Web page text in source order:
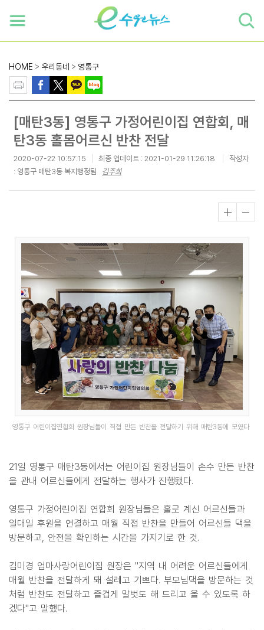
HOME > 우리동네 > 영통구
[매탄3동] 영통구 가정어린이집 연합회, 매
탄3동 홀몸어르신 반찬 전달
2020-07-22 10:57:15 최종 업데이트 : 2021-01-29 11:26:18
작성자
: 영통구 매탄3동 복지행정팀
김주희
영통구 어린이집연합회 원장님들이 직접 만든 반찬을 전달하기 위해 매탄3동에 모였다
21일 영통구 매탄3동에서는 어린이집 원장님들이 손수 만든 반찬
을 관내 어르신들에게 전달하는 행사가 진행됐다.
영통구 가정어린이집 연합회 원장님들은 홀로 계신 어르신들과
일대일 후원을 연결하고 매월 직접 반찬을 만들어 어르신들 댁을
방문하고, 안전을 확인하는 시간을 가지기로 한 것.
김미경 엄마사랑어린이집 원장은 "지역 내 어려운 어르신들에게
매월 반찬을 전달하게 돼 설레고 기쁘다. 부모님댁을 방문하는 것
처럼 반찬도 전달하고 즐겁게 말벗도 해 드리고 올 수 있도록 하
겠다"고 말했다.